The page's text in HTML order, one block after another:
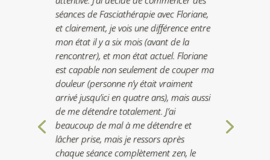
séances de Fasciathérapie avec Floriane,
et clairement, je vois une différence entre
mon état il y a six mois (avant de la
rencontrer), et mon état actuel. Floriane
est capable non seulement de couper ma
douleur (personne n’y était vraiment
arrivé jusqu’ici en quatre ans), mais aussi
de me détendre totalement. J’ai
beaucoup de mal à me détendre et
lâcher prise, mais je ressors après
chaque séance complètement zen, le